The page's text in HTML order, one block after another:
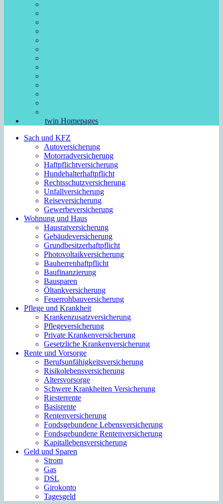
twin Homepages
Sach und KFZ
Autoversicherung
Motorradversicherung
Haftpflichtversicherung
Hundehalterhaftpflicht
Rechtsschutzversicherung
Unfallversicherung
Reiseversicherung
Gewerbeversicherung
Wohnung und Haus
Hausratversicherung
Gebäudeversicherung
Grundbesitzerhaftpflicht
Photovoltaikversicherung
Bauherrenhaftpflicht
Baufinanzierung
Bausparen
Öltankversicherung
Feuerrohbauversicherung
Pflege und Krankheit
Krankenzusatzversicherung
Pflegeversicherung
Private Krankenversicherung
Gesetzliche Krankenversicherung
Rente und Vorsorge
Berufs­unfähigkeitsversicherung
Risikolebensversicherung
Altersvorsorge
Schwere Krankheiten Versicherung
Riesterrente
Basisrente
Rentenversicherung
Fondsgebundene Lebensversicherung
Fondsgebundene Rentenversicherung
Kapitallebensversicherung
Geld und Sparen
Strom
Gas
DSL
Girokonto
Tagesgeld